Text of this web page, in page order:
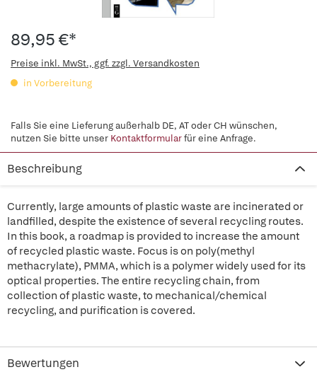
89,95 €*
Preise inkl. MwSt., ggf. zzgl. Versandkosten
in Vorbereitung
Falls Sie eine Lieferung außerhalb DE, AT oder CH wünschen,
nutzen Sie bitte unser Kontaktformularfür eine Anfrage.
Beschreibung
Currently, large amounts of plastic waste are incinerated or
landfilled, despite the existence of several recycling routes.
In this book, a roadmap is provided to increase the amount
of recycled plastic waste. Focus is on poly(methyl
methacrylate), PMMA, which is a polymer widely used for its
optical properties. The entire recycling chain, from
collection of plastic waste, to mechanical/chemical
recycling, and purification is covered.
Bewertungen